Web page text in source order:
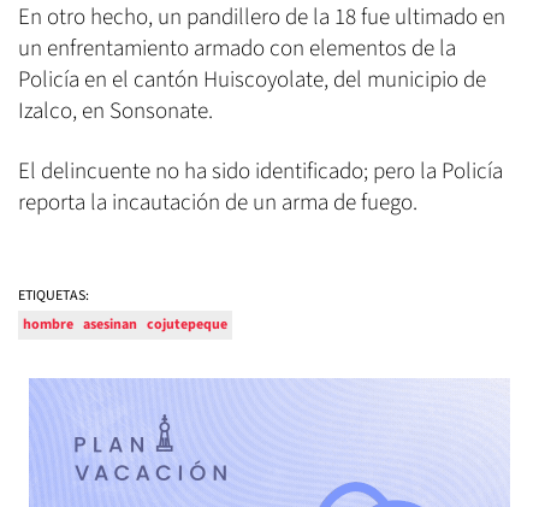
En otro hecho, un pandillero de la 18 fue ultimado en
un enfrentamiento armado con elementos de la
Policía en el cantón Huiscoyolate, del municipio de
Izalco, en Sonsonate.
El delincuente no ha sido identificado; pero la Policía
reporta la incautación de un arma de fuego.
ETIQUETAS:
hombre asesinan cojutepeque